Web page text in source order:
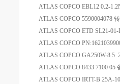
ATLAS COPCO EBL12 0.2-
ATLAS COPCO 5590004078
ATLAS COPCO ETD SL21-
ATLAS COPCO
ATLAS COPCO GA250W-8.5
ATLAS COPCO 8433 7100 05
ATLAS COPCO IRTT-B 25A-